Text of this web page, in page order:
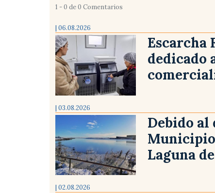
1 - 0 de 0 Comentarios
| 06.08.2026
Escarcha
dedicado
| 03.08.2026
Debido al
Laguna
| 02.08.2026